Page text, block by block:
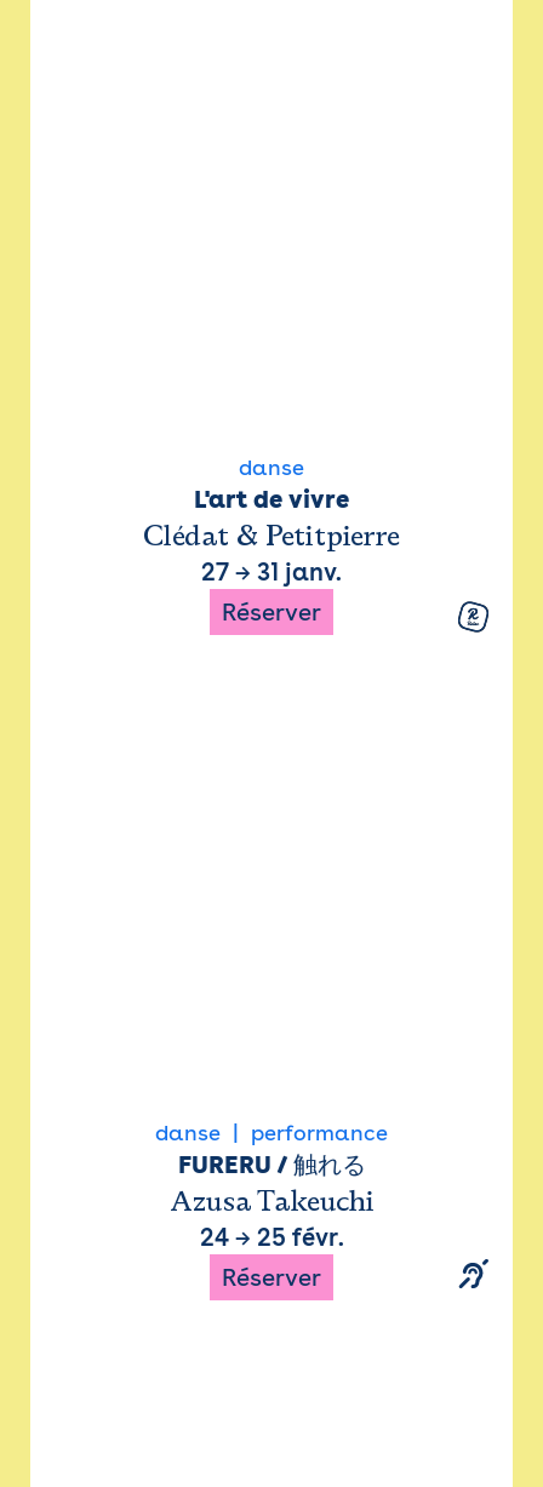
danse
L'art de vivre
Clédat & Petitpierre
27 → 31 janv.
Réserver
danse performance
FURERU / 触れる
Azusa Takeuchi
24→ 25 févr.
Réserver